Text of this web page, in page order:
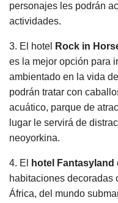
personajes les podrán
actividades.
3. El hotel Rock in
es la mejor opción para
ambientado en la vida
podrán tratar con
acuático, parque de
lugar le servirá de
neoyorkina.
4. El hotel Fantasyland
habitaciones decoradas
África, del mundo